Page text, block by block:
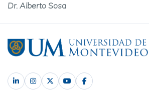
Dr. Alberto Sosa